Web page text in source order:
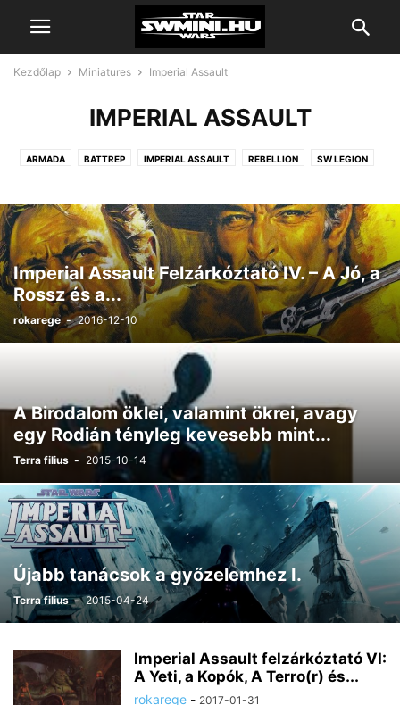
Kezdőlap Miniatures Imperial Assault
IMPERIAL ASSAULT
ARMADA BATTREP IMPERIAL ASSAULT REBELLION SW LEGION
Imperial Assault Felzárkóztató IV. – A Jó, a
Rossz és a...
rokarege - 2016-12-10
A Birodalom öklei, valamint ökrei, avagy
egy Rodián tényleg kevesebb mint...
Terra filius - 2015-10-14
Újabb tanácsok a győzelemhez I.
Terra filius - 2015-04-24
Imperial Assault felzárkóztató VI:
A Yeti, a Kopók, A Terro(r) és...
rokarege - 2017-01-31